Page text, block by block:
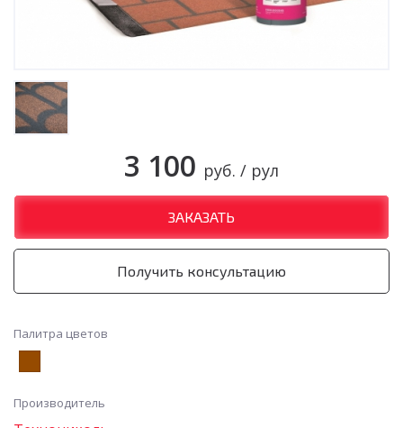
3 100 руб. / рул
ЗАКАЗАТЬ
Получить консультацию
Палитра цветов
Производитель